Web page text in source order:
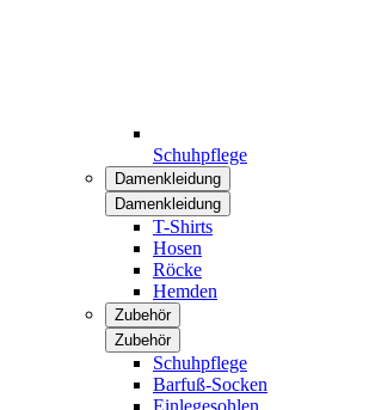
Schuhpflege
Damenkleidung
Damenkleidung
T-Shirts
Hosen
Röcke
Hemden
Zubehör
Zubehör
Schuhpflege
Barfuß-Socken
Einlegesohlen